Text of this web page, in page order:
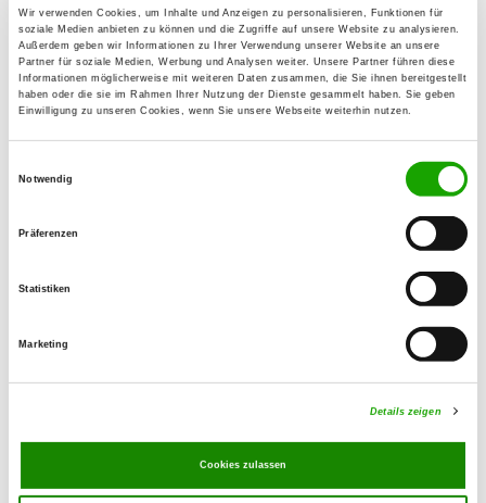
Wir verwenden Cookies, um Inhalte und Anzeigen zu personalisieren, Funktionen für
soziale Medien anbieten zu können und die Zugriffe auf unsere Website zu analysieren.
Außerdem geben wir Informationen zu Ihrer Verwendung unserer Website an unsere
Partner für soziale Medien, Werbung und Analysen weiter. Unsere Partner führen diese
Informationen möglicherweise mit weiteren Daten zusammen, die Sie ihnen bereitgestellt
haben oder die sie im Rahmen Ihrer Nutzung der Dienste gesammelt haben. Sie geben
Einwilligung zu unseren Cookies, wenn Sie unsere Webseite weiterhin nutzen.
Notwendig
Präferenzen
Statistiken
Marketing
Details zeigen
Cookies zulassen
reich.eichenau@gmx.de
Homepage:
www.schaeferhundeverein-muenchen.de
Erziehungskurse, Schutzdienst, Agility,
Montag
Dienstag
Mittwoch 17:30 h - 21:00 h
Donnerstag 17:30 h - 20:30 h
Freitag 18:30 h - 19:30 h